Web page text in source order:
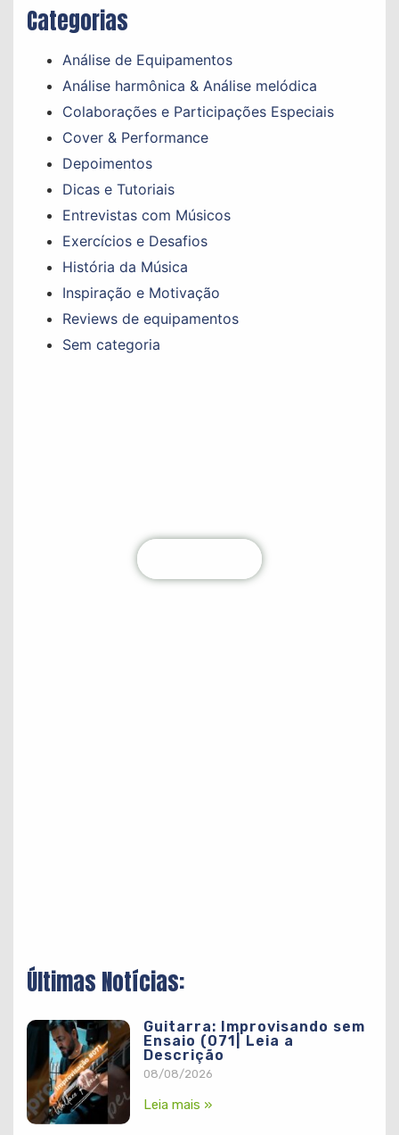
Categorias
Análise de Equipamentos
Análise harmônica & Análise melódica
Colaborações e Participações Especiais
Cover & Performance
Depoimentos
Dicas e Tutoriais
Entrevistas com Músicos
Exercícios e Desafios
História da Música
Inspiração e Motivação
Reviews de equipamentos
Sem categoria
Últimas Notícias:
Guitarra: Improvisando sem
Ensaio (071| Leia a
Descrição
08/08/2026
Leia mais »